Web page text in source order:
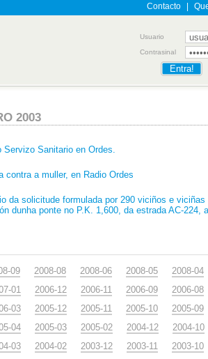
Contacto
Usuario
Contrasinal
2003
Servizo Sanitario en Ordes.
contra a muller, en Radio Ordes
da solicitude formulada por 290 viciños e viciñas
dunha ponte no P.K. 1,600, da estrada AC-224,
09 2008-08 2008-06 2008-05 2008-04
01 2006-12 2006-11 2006-09 2006-08
03 2005-12 2005-11 2005-10 2005-09
04 2005-03 2005-02 2004-12 2004-10
03 2004-02 2003-12 2003-11 2003-10